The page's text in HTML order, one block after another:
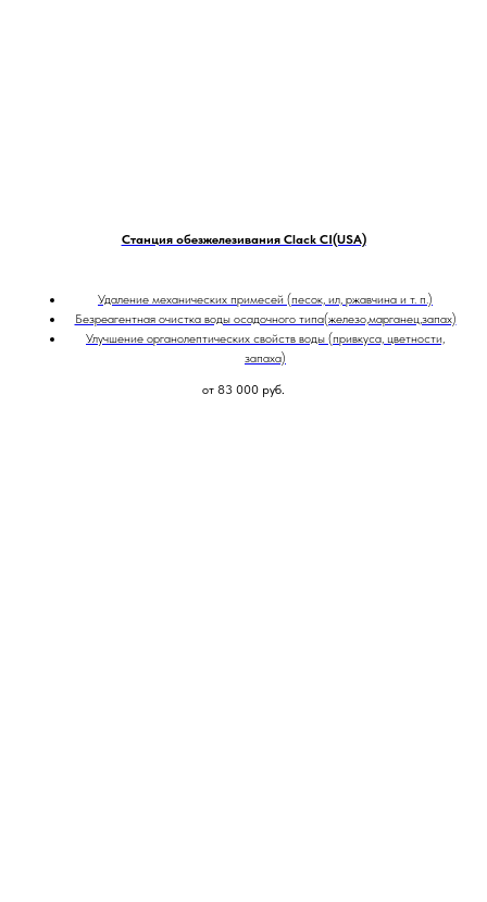
Станция обезжелезивания Clack CI(USA)
Удаление механических примесей (песок, ил, ржавчина и т. п.)
Безреагентная очистка воды осадочного типа(железо,марганец,запах)
Улучшение органолептических свойств воды (привкуса, цветности,
запаха)
от 83 000 руб.